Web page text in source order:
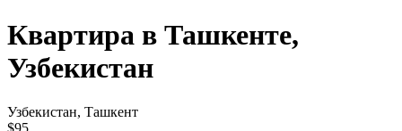
Квартира в Ташкенте,
Узбекистан
Узбекистан, Ташкент
$95